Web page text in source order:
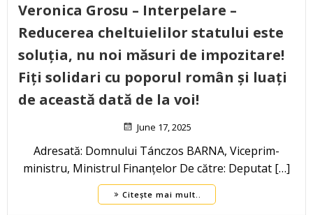
Veronica Grosu – Interpelare –
Reducerea cheltuielilor statului este
soluția, nu noi măsuri de impozitare!
Fiți solidari cu poporul român și luați
de această dată de la voi!
June 17, 2025
Adresată: Domnului Tánczos BARNA, Viceprim-
ministru, Ministrul Finanțelor De către: Deputat […]
Citește mai mult..